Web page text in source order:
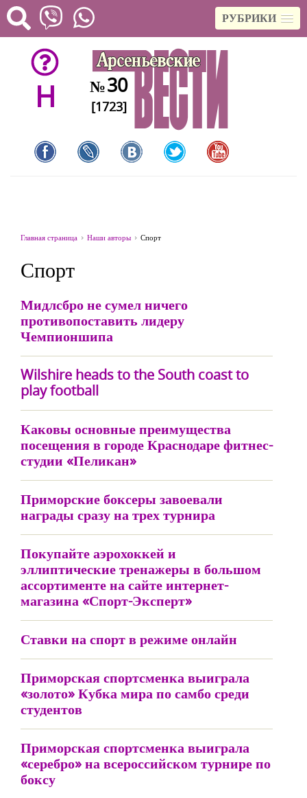
РУБРИКИ
H №30
[1723]
Главная страница Наши авторы Спорт
Спорт
Мидлсбро не сумел ничего
противопоставить лидеру
Чемпионшипа
Wilshire heads to the South coast to
play football
Каковы основные преимущества
посещения в городе Краснодаре фитнес-
студии «Пеликан»
Приморские боксеры завоевали
награды сразу на трех турнира
Покупайте аэрохоккей и
эллиптические тренажеры в большом
ассортименте на сайте интернет-
магазина «Спорт-Эксперт»
Ставки на спорт в режиме онлайн
Приморская спортсменка выиграла
«золото» Кубка мира по самбо среди
студентов
Приморская спортсменка выиграла
«серебро» на всероссийском турнире по
боксу